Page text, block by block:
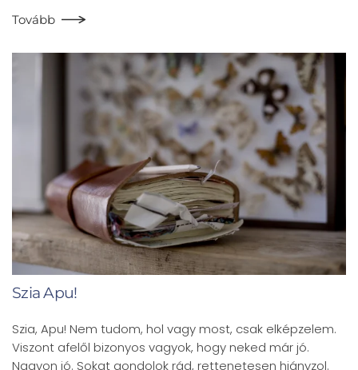
Tovább
Szia Apu!
Szia, Apu! Nem tudom, hol vagy most, csak elképzelem.
Viszont afelől bizonyos vagyok, hogy neked már jó.
Nagyon jó. Sokat gondolok rád, rettenetesen hiányzol.